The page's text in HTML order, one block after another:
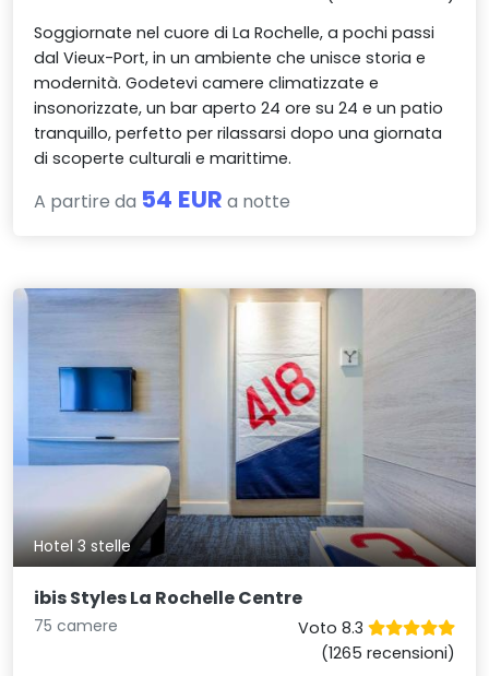
Soggiornate nel cuore di La Rochelle, a pochi passi
dal Vieux-Port, in un ambiente che unisce storia e
modernità. Godetevi camere climatizzate e
insonorizzate, un bar aperto 24 ore su 24 e un patio
tranquillo, perfetto per rilassarsi dopo una giornata
di scoperte culturali e marittime.
A partire da 54 EUR a notte
Hotel 3 stelle
ibis Styles La Rochelle Centre
75 camere
Voto 8.3
(1265 recensioni)